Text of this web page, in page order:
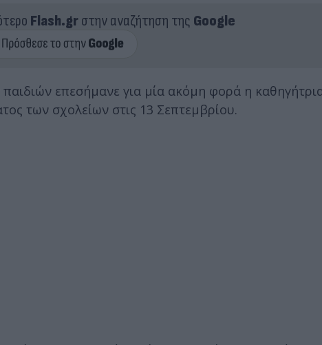
Flash.grστην αναζήτηση της Google
επεσήμανε για μία ακόμη φορά η
των σχολείων στις 13 Σεπτεμβρίου.